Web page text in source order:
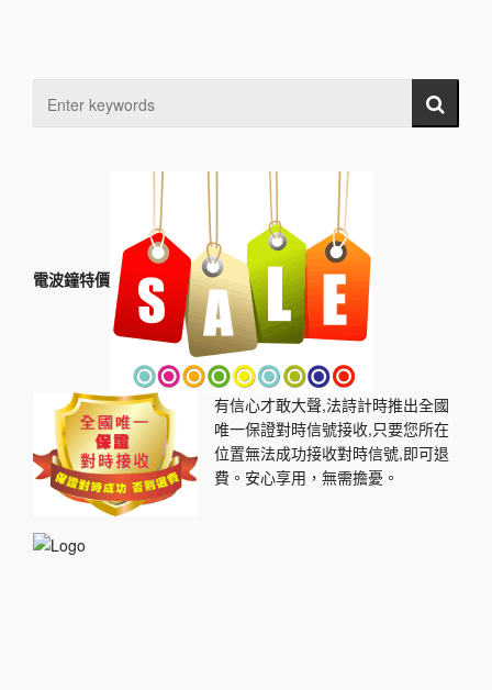
電波鐘特價
有信心才敢大聲,法詩計時推出全國
唯一保證對時信號接收,只要您所在
位置無法成功接收對時信號,即可退
費。安心享用，無需擔憂。